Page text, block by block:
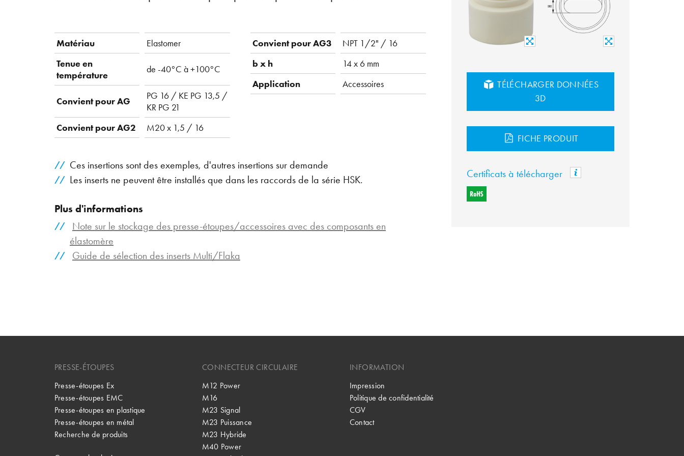
Matériau
Elastomer
Tenue en
température
de -40°C à +100°C
Convient pour AG
PG 16 / KE PG 13,5 /
KR PG 21
Convient pour AG2
M20 x 1,5 / 16
Convient pour AG3
NPT 1/2" / 16
b x h
14 x 6 mm
Application
Accessoires
Ces insertions sont des exemples, d'autres insertions sur demande
Les inserts ne peuvent être installés que dans les raccords de la série HSK.
Plus d'informations
Note sur le stockage des presse-étoupes/accessoires avec des composants en
élastomère
Guide de sélection des inserts Multi/Flaka
TÉLÉCHARGER DONNÉES
3D
FICHE PRODUIT
Certificats à télécharger
PRESSE-ÉTOUPES
Presse-étoupes Ex
Presse-étoupes EMC
Presse-étoupes en plastique
Presse-étoupes en métal
Recherche de produits
CONNECTEUR CIRCULAIRE
M12 Power
M16
M23 Signal
M23 Puissance
M23 Hybride
M40 Power
INFORMATION
Impression
Politique de confidentialité
CGV
Contact